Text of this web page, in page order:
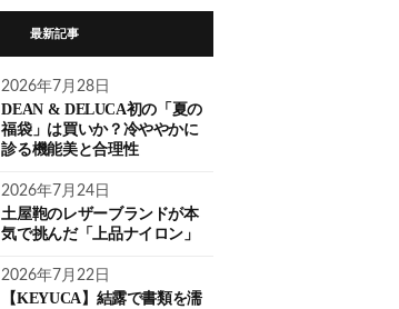
最新記事
2026年7月28日
DEAN & DELUCA初の「夏の
福袋」は買いか？冷ややかに
診る機能美と合理性
2026年7月24日
土屋鞄のレザーブランドが本
気で挑んだ「上品ナイロン」
2026年7月22日
【KEYUCA】結露で書類を濡